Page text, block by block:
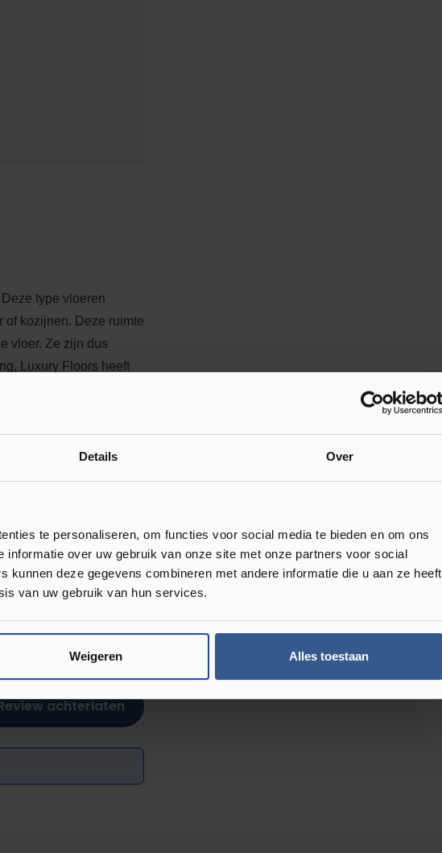
Details Over
te personaliseren, om functies voor social media te bieden en om ons
informatie over uw gebruik van onze site met onze partners voor social
kunnen deze gegevens combineren met andere informatie die u aan ze heeft
van uw gebruik van hun services.
Weigeren Alles toestaan
type vloeren
of kozijnen. Deze ruimte
vloer. Ze zijn dus
Luxury Floors heeft
kleur plakplint op de
dat bij uw vloer past.
plint is voorzien van
te plaatsen.
vindt
achterlaten